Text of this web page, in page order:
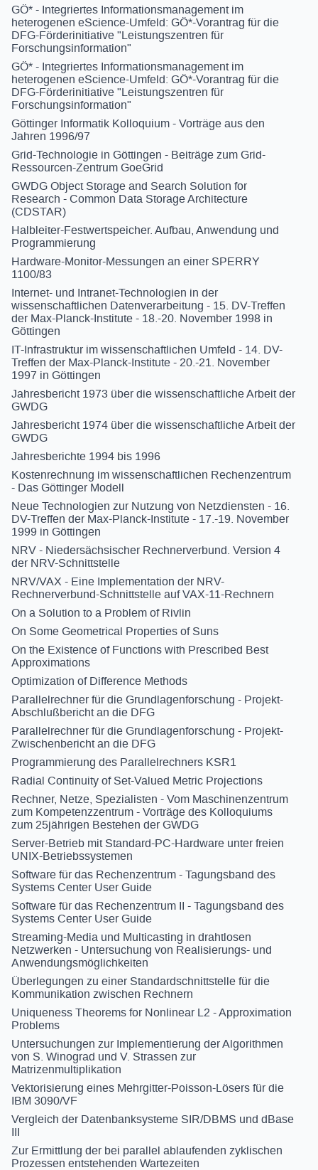
GÖ* - Integriertes Informationsmanagement im
heterogenen eScience-Umfeld: GÖ*-Vorantrag für die
DFG-Förderinitiative "Leistungszentren für
Forschungsinformation"
GÖ* - Integriertes Informationsmanagement im
heterogenen eScience-Umfeld: GÖ*-Vorantrag für die
DFG-Förderinitiative "Leistungszentren für
Forschungsinformation"
Göttinger Informatik Kolloquium - Vorträge aus den
Jahren 1996/97
Grid-Technologie in Göttingen - Beiträge zum Grid-
Ressourcen-Zentrum GoeGrid
GWDG Object Storage and Search Solution for
Research - Common Data Storage Architecture
(CDSTAR)
Halbleiter-Festwertspeicher. Aufbau, Anwendung und
Programmierung
Hardware-Monitor-Messungen an einer SPERRY
1100/83
Internet- und Intranet-Technologien in der
wissenschaftlichen Datenverarbeitung - 15. DV-Treffen
der Max-Planck-Institute - 18.-20. November 1998 in
Göttingen
IT-Infrastruktur im wissenschaftlichen Umfeld - 14. DV-
Treffen der Max-Planck-Institute - 20.-21. November
1997 in Göttingen
Jahresbericht 1973 über die wissenschaftliche Arbeit der
GWDG
Jahresbericht 1974 über die wissenschaftliche Arbeit der
GWDG
Jahresberichte 1994 bis 1996
Kostenrechnung im wissenschaftlichen Rechenzentrum
- Das Göttinger Modell
Neue Technologien zur Nutzung von Netzdiensten - 16.
DV-Treffen der Max-Planck-Institute - 17.-19. November
1999 in Göttingen
NRV - Niedersächsischer Rechnerverbund. Version 4
der NRV-Schnittstelle
NRV/VAX - Eine Implementation der NRV-
Rechnerverbund-Schnittstelle auf VAX-11-Rechnern
On a Solution to a Problem of Rivlin
On Some Geometrical Properties of Suns
On the Existence of Functions with Prescribed Best
Approximations
Optimization of Difference Methods
Parallelrechner für die Grundlagenforschung - Projekt-
Abschlußbericht an die DFG
Parallelrechner für die Grundlagenforschung - Projekt-
Zwischenbericht an die DFG
Programmierung des Parallelrechners KSR1
Radial Continuity of Set-Valued Metric Projections
Rechner, Netze, Spezialisten - Vom Maschinenzentrum
zum Kompetenzzentrum - Vorträge des Kolloquiums
zum 25jährigen Bestehen der GWDG
Server-Betrieb mit Standard-PC-Hardware unter freien
UNIX-Betriebssystemen
Software für das Rechenzentrum - Tagungsband des
Systems Center User Guide
Software für das Rechenzentrum II - Tagungsband des
Systems Center User Guide
Streaming-Media und Multicasting in drahtlosen
Netzwerken - Untersuchung von Realisierungs- und
Anwendungsmöglichkeiten
Überlegungen zu einer Standardschnittstelle für die
Kommunikation zwischen Rechnern
Uniqueness Theorems for Nonlinear L2 - Approximation
Problems
Untersuchungen zur Implementierung der Algorithmen
von S. Winograd und V. Strassen zur
Matrizenmultiplikation
Vektorisierung eines Mehrgitter-Poisson-Lösers für die
IBM 3090/VF
Vergleich der Datenbanksysteme SIR/DBMS und dBase
III
Zur Ermittlung der bei parallel ablaufenden zyklischen
Prozessen entstehenden Wartezeiten